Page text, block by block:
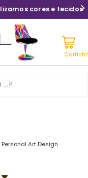
cores e tecidos
Personal Art Design